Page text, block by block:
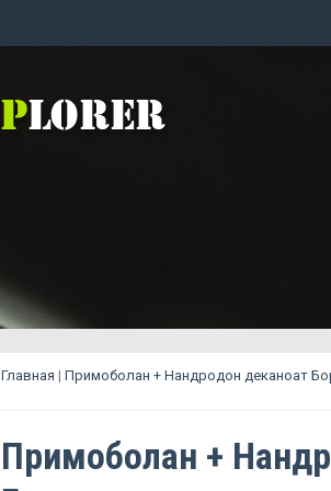
Главная | Примоболан + Нандродон деканоат
Примоболан +